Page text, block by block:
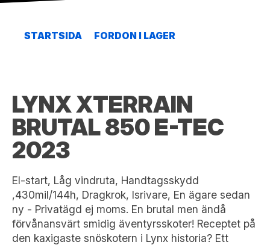
STARTSIDA FORDON I LAGER
LYNX XTERRAIN
BRUTAL 850 E-TEC
2023
El-start, Låg vindruta, Handtagsskydd
,430mil/144h, Dragkrok, Isrivare, En ägare sedan
ny - Privatägd ej moms. En brutal men ändå
förvånansvärt smidig äventyrsskoter! Receptet på
den kaxigaste snöskotern i Lynx historia? Ett